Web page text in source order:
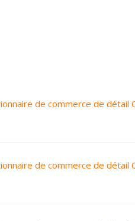
de commerce de détail
de commerce de détail